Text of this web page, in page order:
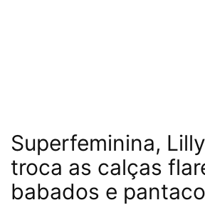
Superfeminina,
troca as calças
babados e